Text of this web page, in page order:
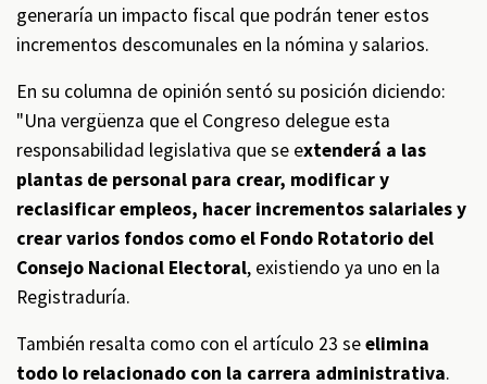
generaría un impacto fiscal que podrán tener estos
incrementos descomunales en la nómina y salarios.
En su columna de opinión sentó su posición diciendo:
"Una vergüenza que el Congreso delegue esta
responsabilidad legislativa que se extenderá a las
plantas de personal para crear, modificar y
reclasificar empleos, hacer incrementos salariales y
crear varios fondos como el Fondo Rotatorio del
Consejo Nacional Electoral, existiendo ya uno en la
Registraduría.
También resalta como con el artículo 23 seelimina
todo lo relacionado con la carrera administrativa.